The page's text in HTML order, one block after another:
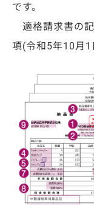
です。
適格請求書の
項(令和5年10月 1